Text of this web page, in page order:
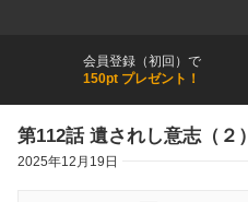
会員登録（初回）で
150pt プレゼント！
第112話 遺されし意志（２）
2025年12月19日